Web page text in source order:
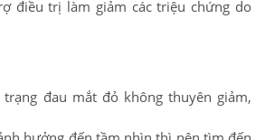
điều trị làm giảm các triệu chứng do
đau mắt đỏ không thuyên giảm,